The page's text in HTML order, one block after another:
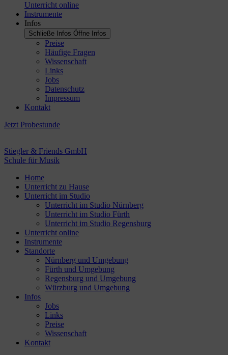
Unterricht online
Instrumente
Infos
Schließe Infos Öffne Infos
Preise
Häufige Fragen
Wissenschaft
Links
Jobs
Datenschutz
Impressum
Kontakt
Jetzt Probestunde
Stiegler & Friends GmbH
Schule für Musik
Home
Unterricht zu Hause
Unterricht im Studio
Unterricht im Studio Nürnberg
Unterricht im Studio Fürth
Unterricht im Studio Regensburg
Unterricht online
Instrumente
Standorte
Nürnberg und Umgebung
Fürth und Umgebung
Regensburg und Umgebung
Würzburg und Umgebung
Infos
Jobs
Links
Preise
Wissenschaft
Kontakt